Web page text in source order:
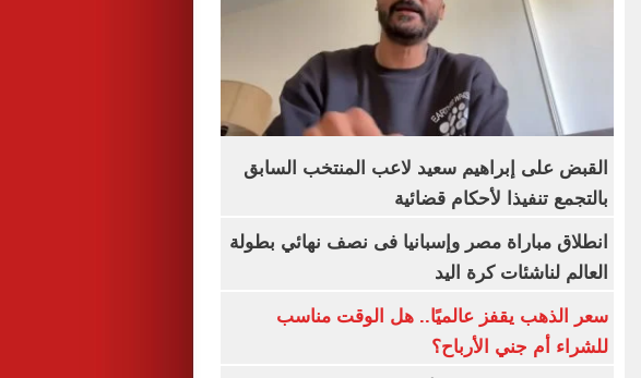
القبض على إبراهيم سعيد لاعب المنتخب السابق
بالتجمع تنفيذا لأحكام قضائية
انطلاق مباراة مصر وإسبانيا فى نصف نهائي بطولة
العالم لناشئات كرة اليد
سعر الذهب يقفز عالميًا.. هل الوقت مناسب
للشراء أم جني الأرباح؟